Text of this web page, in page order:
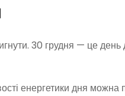
30 грудня — це
енергетики дня можна